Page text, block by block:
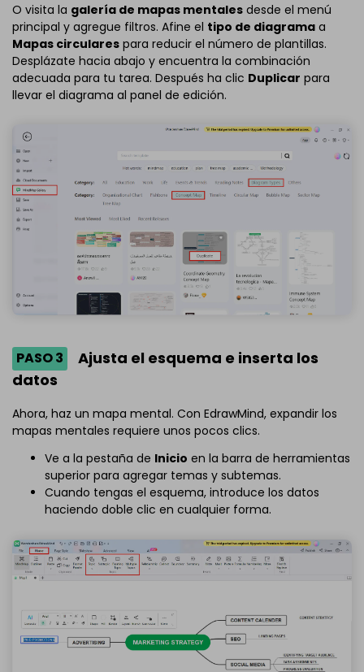
O visita la galería de mapas mentales desde el menú
principal y agregue filtros. Afine el tipo de diagrama a
Mapas circulares para reducir el número de plantillas.
Desplázate hacia abajo y encuentra la combinación
adecuada para tu tarea. Después ha clic Duplicar para
llevar el diagrama al panel de edición.
PASO 3
Ajusta el esquema e inserta los
datos
Ahora, haz un mapa mental. Con EdrawMind, expandir los
mapas mentales requiere unos pocos clics.
Ve a la pestaña de Inicio en la barra de herramientas
superior para agregar temas y subtemas.
Cuando tengas el esquema, introduce los datos
haciendo doble clic en cualquier forma.